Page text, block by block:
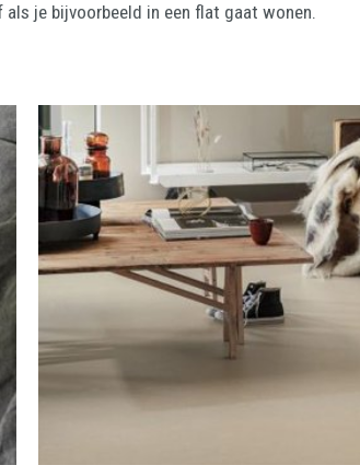
je bijvoorbeeld in een flat gaat wonen.